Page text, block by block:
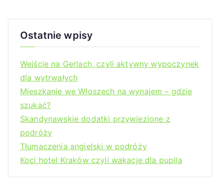
Ostatnie wpisy
Wejście na Gerlach, czyli aktywny wypoczynek
dla wytrwałych
Mieszkanie we Włoszech na wynajem – gdzie
szukać?
Skandynawskie dodatki przywiezione z
podróży
Tłumaczenia angielski w podróży
Koci hotel Kraków czyli wakacje dla pupila